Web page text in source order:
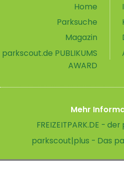
Home
Parksuche
Magazin
parkscout.de PUBLIKUMS
AWARD
Mehr
FREIZEITPARK.DE -
parkscout|plus - Das